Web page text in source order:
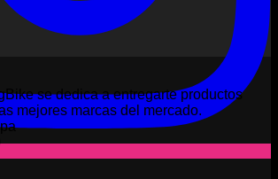
se dedica a entregarte productos
mejores marcas del mercado.